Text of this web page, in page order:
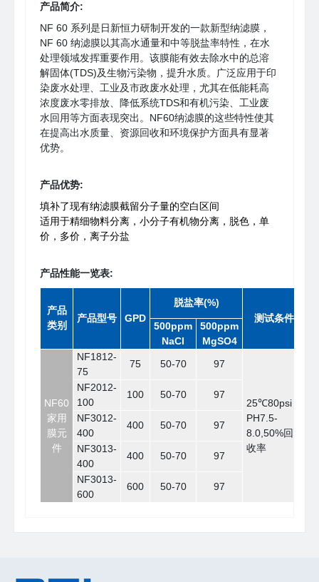
产品简介:
NF 60 系列是日新恒力研制开发的一款新型纳滤膜，
NF 60 纳滤膜以其高水通量和中等脱盐率特性，在水
处理领域发挥重要作用。该膜能有效去除水中的总溶
解固体(TDS)及生物污染物，提升水质。广泛应用于印
染废水处理、工业及市政废水处理，尤其在低能耗高
浓度废水零排放、降低系统TDS和有机污染、工业废
水回用等方面表现突出。NF60纳滤膜的这些特性使其
在提高出水质量、资源回收和环境保护方面具有显著
优势。
产品优势:
填补了现有纳滤膜截留分子量的空白区间
适用于精细物料分离，小分子有机物分离，脱色，单
价，多价，离子分盐
产品性能一览表:
产品
类别
产品型号 GPD
脱盐率(%)
测试条件
500ppm
NaCl
500ppm
MgSO4
NF60
家用
膜元
件
NF1812-
75
75 50-70 97
25℃80psi，
PH7.5-
8.0,50%回
收率
NF2012-
100
100 50-70 97
NF3012-
400
400 50-70 97
NF3013-
400
400 50-70 97
NF3013-
600
600 50-70 97